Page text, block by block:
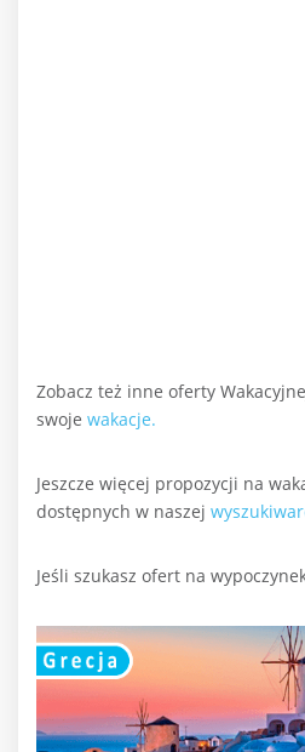
Zobacz też inne oferty
swoje wakacje.
Jeszcze więcej propozycji na
dostępnych w naszej
Jeśli szukasz ofert na